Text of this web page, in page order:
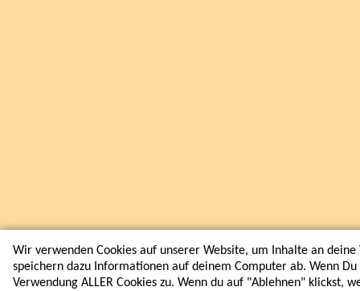
Wir verwenden Cookies auf unserer Website, um Inhalte an deine
speichern dazu Informationen auf deinem Computer ab. Wenn
Verwendung ALLER Cookies zu. Wenn du auf "Ablehnen" klickst,